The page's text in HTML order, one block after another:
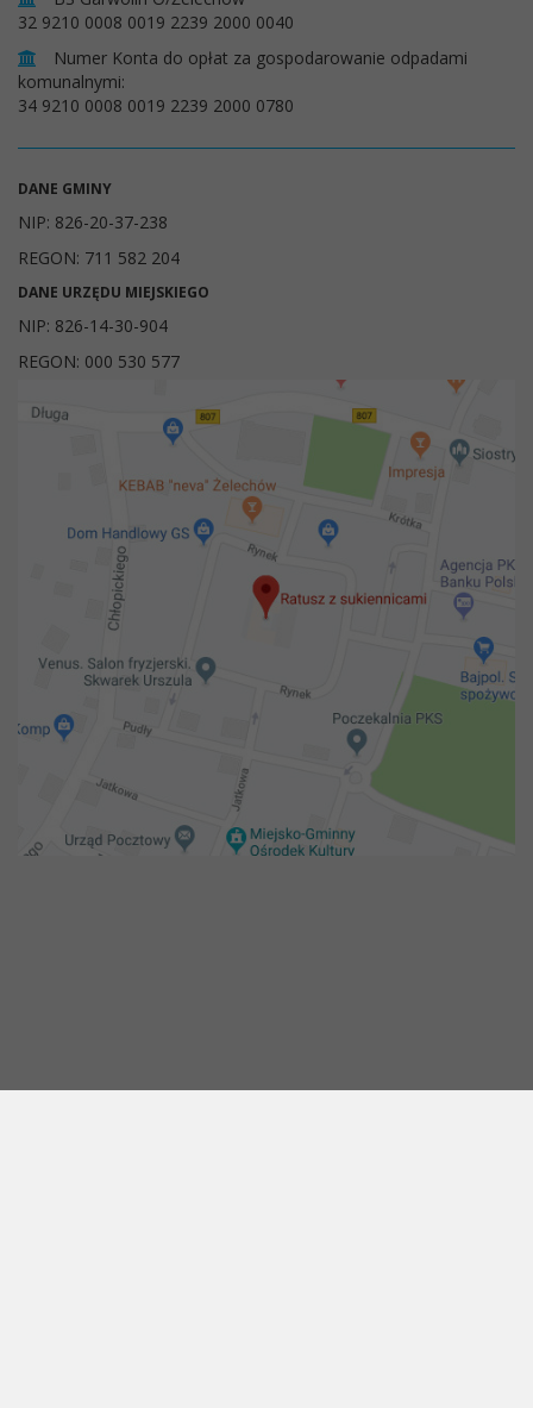
32 9210 0008 0019 2239 2000 0040
Numer Konta do opłat za gospodarowanie odpadami
komunalnymi:
34 9210 0008 0019 2239 2000 0780
DANE GMINY
NIP: 826-20-37-238
REGON: 711 582 204
DANE URZĘDU MIEJSKIEGO
NIP: 826-14-30-904
REGON: 000 530 577